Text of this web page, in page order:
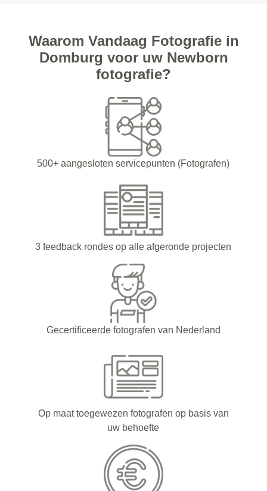
Waarom Vandaag Fotografie in
Domburg voor uw Newborn
fotografie?
500+ aangesloten servicepunten (Fotografen)
3 feedback rondes op alle afgeronde projecten
Gecertificeerde fotografen van Nederland
Op maat toegewezen fotografen op basis van
uw behoefte